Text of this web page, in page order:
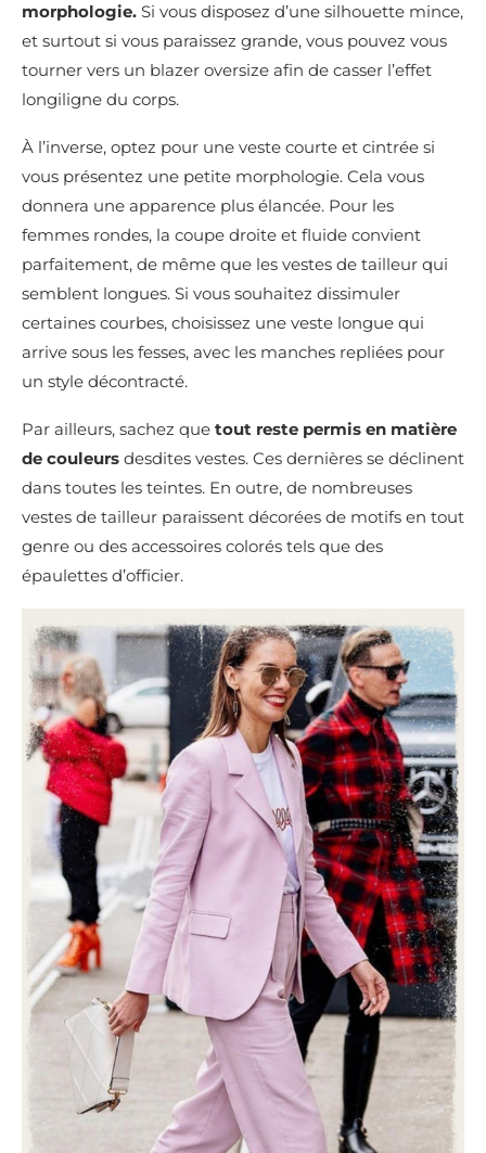
morphologie. Si vous disposez d’une silhouette mince,
et surtout si vous paraissez grande, vous pouvez vous
tourner vers un blazer oversize afin de casser l’effet
longiligne du corps.
À l’inverse, optez pour une veste courte et cintrée si
vous présentez une petite morphologie. Cela vous
donnera une apparence plus élancée. Pour les
femmes rondes, la coupe droite et fluide convient
parfaitement, de même que les vestes de tailleur qui
semblent longues. Si vous souhaitez dissimuler
certaines courbes, choisissez une veste longue qui
arrive sous les fesses, avec les manches repliées pour
un style décontracté.
Par ailleurs, sachez que tout reste permis en matière
de couleurs desdites vestes. Ces dernières se déclinent
dans toutes les teintes. En outre, de nombreuses
vestes de tailleur paraissent décorées de motifs en tout
genre ou des accessoires colorés tels que des
épaulettes d’officier.